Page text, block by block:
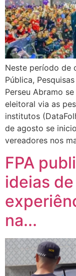
Neste período de
Pública,
Perseu Abramo
eleitoral via as
institutos
de agosto se
vereadores nos
FPA
ideias
na...